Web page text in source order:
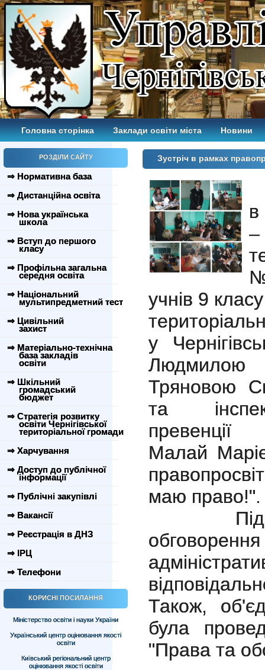
Головна сторінка Заклади освіти міста Новини
РОЗДІЛИ САЙТУ
⇒ Нормативна база
⇒ Дистанційна освіта
⇒ Нова українська
школа
⇒ Вступ до першого
класу
⇒ Профільна загальна
середня освіта
⇒ Національний
мультипредметний тест
⇒ Цивільний
захист
⇒ Матеріально-технічна
база закладів
освіти
⇒ Шкільний
громадський
бюджет
⇒ Стратегія розвитку
освіти Чернігівської
територіальної громади
⇒ Харчування
⇒ Доступ до публічної
інформації
⇒ Публічні закупівлі
⇒ Вакансії
⇒ Реєстрація в ДНЗ
⇒ ІРЦ
⇒ Телефони
КОРИСНІ ПОСИЛАННЯ
Міністерство освіти і науки України
Український центр оцінювання якості
освіти
Київський регіональний центр
оцінювання якості освіти
Зустріч в рамках
в
учнів 9
у
Тряновою
та
превенції
Малай
маю право!".
Під час
Також,
була
"Права та